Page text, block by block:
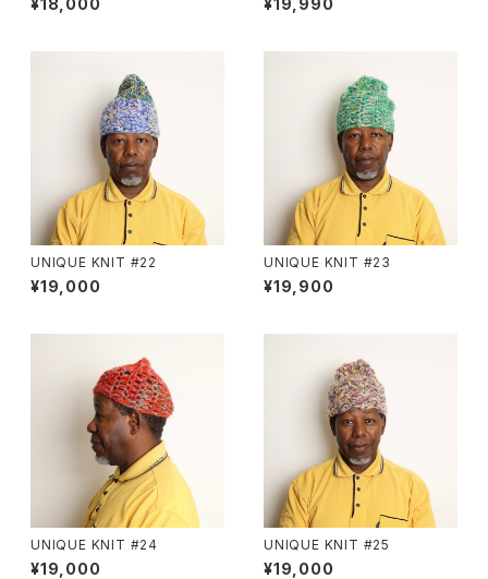
¥18,000 ¥19,990
UNIQUE KNIT #22
¥19,000
UNIQUE KNIT #23
¥19,900
UNIQUE KNIT #24
¥19,000
UNIQUE KNIT #25
¥19,000